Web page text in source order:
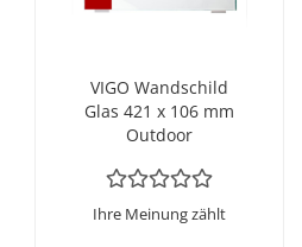
VIGO Wand­schild
Glas 421 x 106 mm
Out­door
Ihre Meinung zählt